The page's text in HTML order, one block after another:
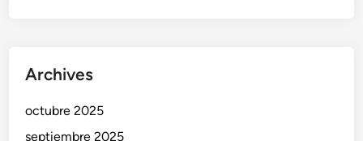
Archives
octubre 2025
septiembre 2025